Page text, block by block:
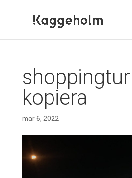
shoppingtur
kopiera
mar 6, 2022